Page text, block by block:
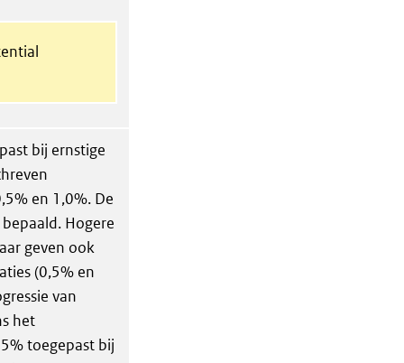
bij ernstige
en 1,0%. De
Hogere
geven ook
(0,5% en
van
het
toegepast bij